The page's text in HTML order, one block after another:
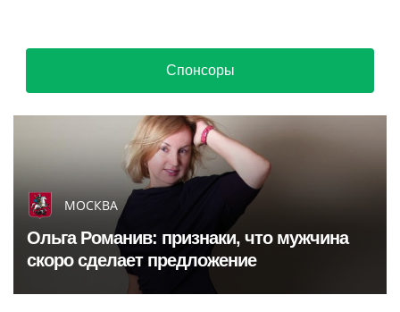
Спонсоры
МОСКВА
Ольга Романив: признаки, что мужчина
скоро сделает предложение